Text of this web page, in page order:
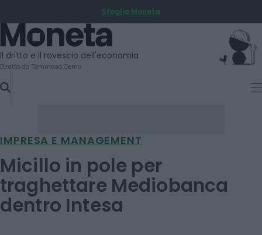
TO
CONTENT
Sfoglia Moneta
Moneta
Il dritto e il rovescio dell'economia
Diretto da Tommaso Cerno
IMPRESA E MANAGEMENT
Micillo in pole per
traghettare Mediobanca
dentro Intesa